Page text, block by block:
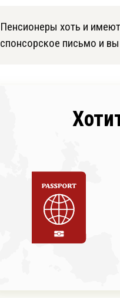
Пенсионеры хоть и
спонсорское письмо и